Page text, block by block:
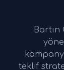
teklif